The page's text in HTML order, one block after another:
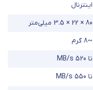
اینترنال
80 × 22 × 3.5 میلی‌متر
~8 گرم
تا 520 MB/s
تا 550 MB/s